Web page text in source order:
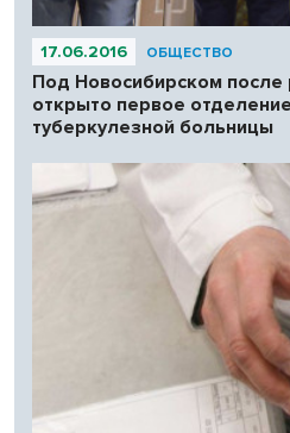
17.06.2016 ОБЩЕСТВО
Под Новосибирском после
открыто первое
туберкулезной больницы